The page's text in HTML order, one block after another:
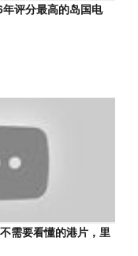
年评分最高的岛国电
需要看懂的港片，里